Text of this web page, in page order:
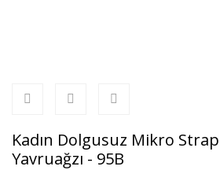
Kadın Dolgusuz Mikro
Yavruağzı - 95B